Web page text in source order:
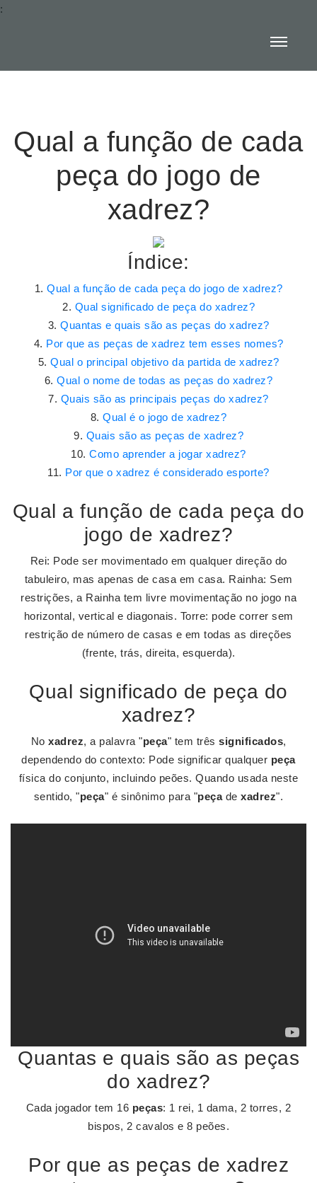
:
Qual a função de cada
peça do jogo de
xadrez?
Índice:
Qual a função de cada peça do jogo de xadrez?
Qual significado de peça do xadrez?
Quantas e quais são as peças do xadrez?
Por que as peças de xadrez tem esses nomes?
Qual o principal objetivo da partida de xadrez?
Qual o nome de todas as peças do xadrez?
Quais são as principais peças do xadrez?
Qual é o jogo de xadrez?
Quais são as peças de xadrez?
Como aprender a jogar xadrez?
Por que o xadrez é considerado esporte?
Qual a função de cada peça do
jogo de xadrez?
Rei: Pode ser movimentado em qualquer direção do
tabuleiro, mas apenas de casa em casa. Rainha: Sem
restrições, a Rainha tem livre movimentação no jogo na
horizontal, vertical e diagonais. Torre: pode correr sem
restrição de número de casas e em todas as direções
(frente, trás, direita, esquerda).
Qual significado de peça do
xadrez?
No xadrez, a palavra "peça" tem três significados,
dependendo do contexto: Pode significar qualquer peça
física do conjunto, incluindo peões. Quando usada neste
sentido, "peça" é sinônimo para "peçadexadrez".
Quantas e quais são as peças
do xadrez?
Cada jogador tem 16 peças: 1 rei, 1 dama, 2 torres, 2
bispos, 2 cavalos e 8 peões.
Por que as peças de xadrez